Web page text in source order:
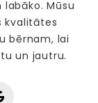
Mūsu
kvalitātes
bērnam, lai
un jautru.